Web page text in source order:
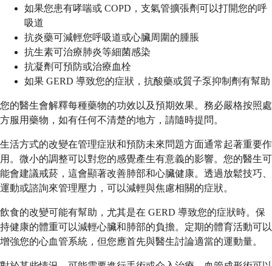
如果您患有哮喘或 COPD，支氣管擴張劑可以打開您的呼
吸道
抗炎藥可減輕您呼吸道或心臟周圍的腫脹
抗生素可治療肺炎等細菌感染
抗凝劑可預防或治療血栓
如果 GERD 導致您的症狀，抗酸藥或質子泵抑制劑有幫助
您的醫生會解釋每種藥物的功效以及預期效果。務必嚴格按照處
方服用藥物，如有任何不清楚的地方，請隨時提問。
生活方式的改變在管理症狀和預防未來問題方面通常起著重要作
用。微小的調整可以對您的感覺產生有意義的影響。您的醫生可
能會建議戒菸，這會顯著改善肺部和心臟健康。透過放鬆技巧、
運動或諮詢來管理壓力，可以減輕與焦慮相關的症狀。
飲食的改變可能有幫助，尤其是在 GERD 導致您的症狀時。保
持健康的體重可以減輕心臟和肺部的負擔。定期的體育活動可以
增強您的心血管系統，但您應首先與醫生討論適當的運動量。